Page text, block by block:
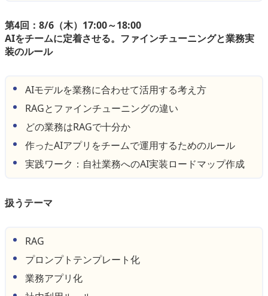
第4回：8/6（木）17:00～18:00
AIをチームに定着させる。ファインチューニングと業務実
装のルール
AIモデルを業務に合わせて活用する考え方
RAGとファインチューニングの違い
どの業務はRAGで十分か
作ったAIアプリをチームで運用するためのルール
実践ワーク：自社業務へのAI実装ロードマップ作成
扱うテーマ
RAG
プロンプトテンプレート化
業務アプリ化